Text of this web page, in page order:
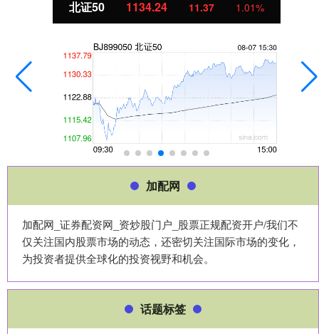
北证50 1134.24 11.37 1.01%
加配网
加配网_证券配资网_资炒股门户_股票正规配资开户/我们不
仅关注国内股票市场的动态，还密切关注国际市场的变化，
为投资者提供全球化的投资视野和机会。
话题标签